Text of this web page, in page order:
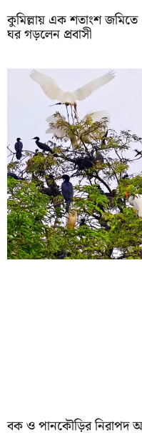
কুমিল্লায় এক শতাংশ
ঘর গড়লেন প্রবাসী
বক ও পানকৌড়ির নিরাপদ